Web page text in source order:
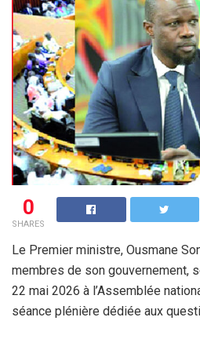
0
SHARES
Le Premier ministre, Ousmane
membres de son gouvernement,
22 mai 2026 à l’Assemblée
séance plénière dédiée aux